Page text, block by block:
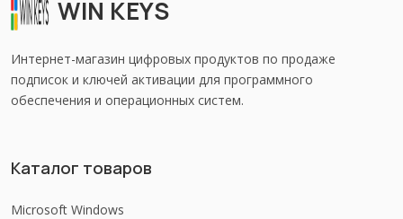
WIN KEYS
Интернет-магазин цифровых продуктов по продаже
подписок и ключей активации для программного
обеспечения и операционных систем.
Каталог товаров
Microsoft Windows